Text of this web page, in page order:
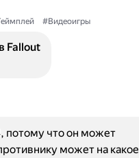
#Видеоигры
Fallout
потому что он может
может на